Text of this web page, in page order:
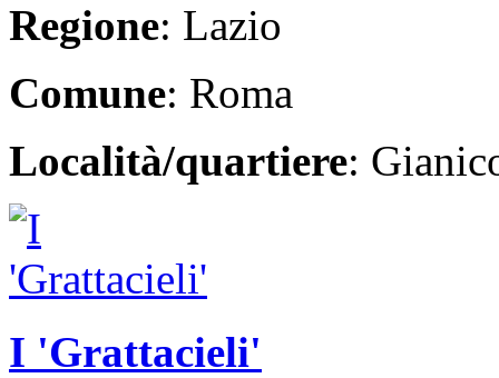
Regione: Lazio
Comune: Roma
Località/quartiere:
I 'Grattacieli'